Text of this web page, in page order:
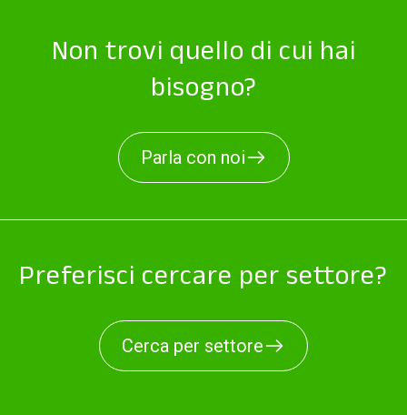
Non trovi quello di cui hai
bisogno?
Parla con noi
Preferisci cercare per settore?
Cerca per settore